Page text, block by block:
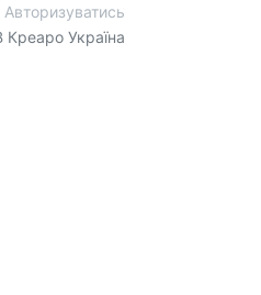
Авторизуватись
Україна